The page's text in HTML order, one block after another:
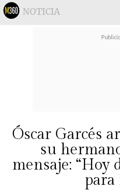
NOTICIA
Óscar Garcés
su
mensaje: “Hoy
para